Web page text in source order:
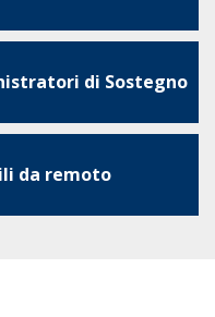
di Sostegno
da remoto